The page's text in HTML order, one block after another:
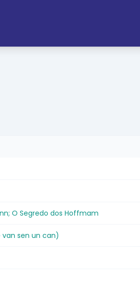
O Segredo dos Hoffmam
van sen un can)